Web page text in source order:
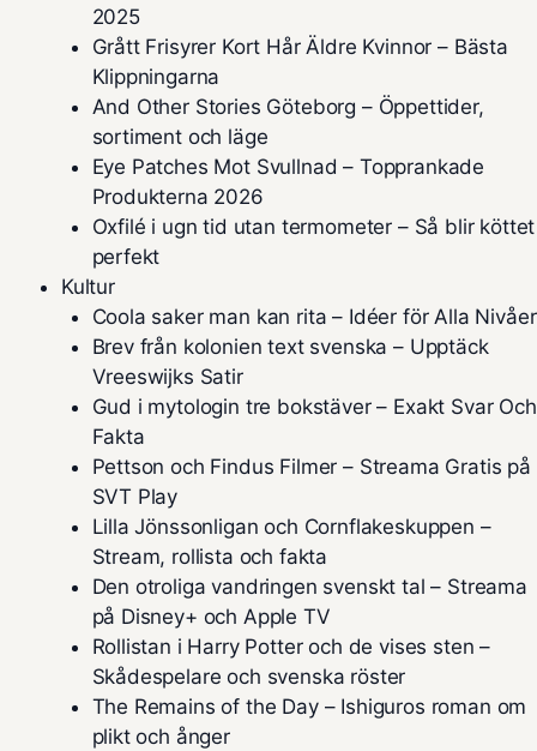
2025
Grått Frisyrer Kort Hår Äldre Kvinnor – Bästa
Klippningarna
And Other Stories Göteborg – Öppettider,
sortiment och läge
Eye Patches Mot Svullnad – Topprankade
Produkterna 2026
Oxfilé i ugn tid utan termometer – Så blir köttet
perfekt
Kultur
Coola saker man kan rita – Idéer för Alla Nivåer
Brev från kolonien text svenska – Upptäck
Vreeswijks Satir
Gud i mytologin tre bokstäver – Exakt Svar Och
Fakta
Pettson och Findus Filmer – Streama Gratis på
SVT Play
Lilla Jönssonligan och Cornflakeskuppen –
Stream, rollista och fakta
Den otroliga vandringen svenskt tal – Streama
på Disney+ och Apple TV
Rollistan i Harry Potter och de vises sten –
Skådespelare och svenska röster
The Remains of the Day – Ishiguros roman om
plikt och ånger